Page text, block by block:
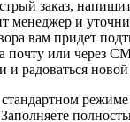
заказ,
менеджер и
вам придет
почту или через
и радоваться